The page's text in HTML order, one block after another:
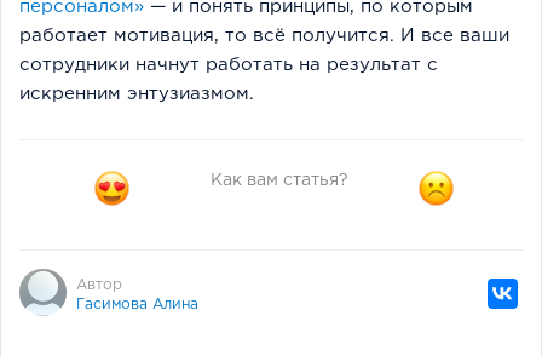
персоналом» — и понять принципы, по которым
работает мотивация, то всё получится. И все ваши
сотрудники начнут работать на результат с
искренним энтузиазмом.
Как вам статья?
Автор
Гасимова Алина